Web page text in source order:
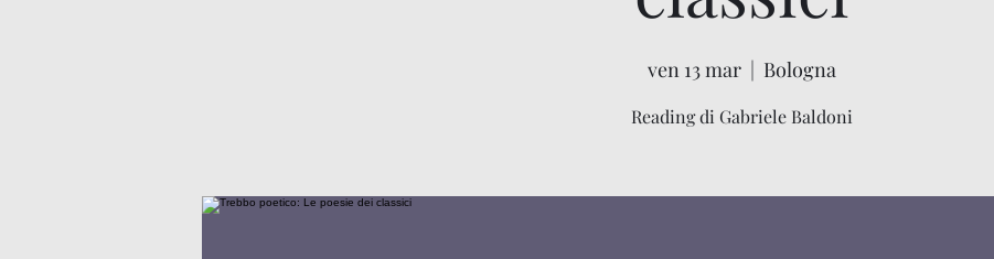
ven 13 mar
  |
Bologna
Reading di Gabriele Baldoni